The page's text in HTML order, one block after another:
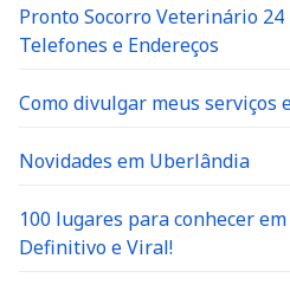
Pronto Socorro Veterinário
Telefones e Endereços
Como divulgar meus serviços
Novidades em Uberlândia
100 lugares para conhecer
Definitivo e Viral!